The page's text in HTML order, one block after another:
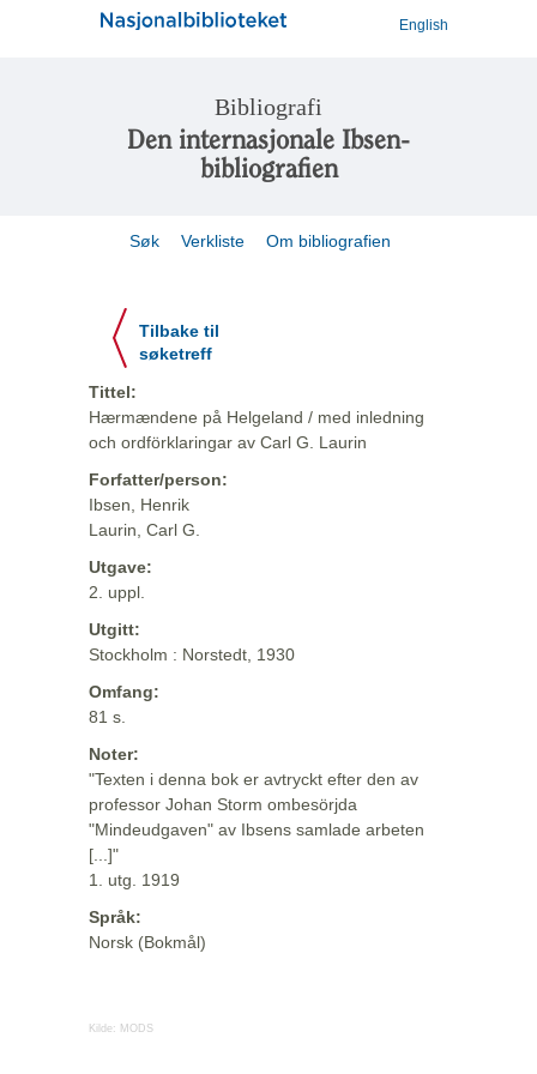
English
Bibliografi
Den internasjonale Ibsen-
bibliografien
Søk Verkliste Om bibliografien
Tilbake til
søketreff
Tittel:
Hærmændene på Helgeland / med inledning
och ordförklaringar av Carl G. Laurin
Forfatter/person:
Ibsen, Henrik
Laurin, Carl G.
Utgave:
2. uppl.
Utgitt:
Stockholm : Norstedt, 1930
Omfang:
81 s.
Noter:
"Texten i denna bok er avtryckt efter den av
professor Johan Storm ombesörjda
"Mindeudgaven" av Ibsens samlade arbeten
[...]"
1. utg. 1919
Språk:
Norsk (Bokmål)
Kilde: MODS